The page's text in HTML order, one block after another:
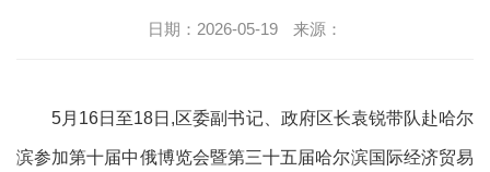
日期：2026-05-19 来源：
5月16日至18日,区委副书记、政府区长袁锐带队赴哈尔
滨参加第十届中俄博览会暨第三十五届哈尔滨国际经济贸易